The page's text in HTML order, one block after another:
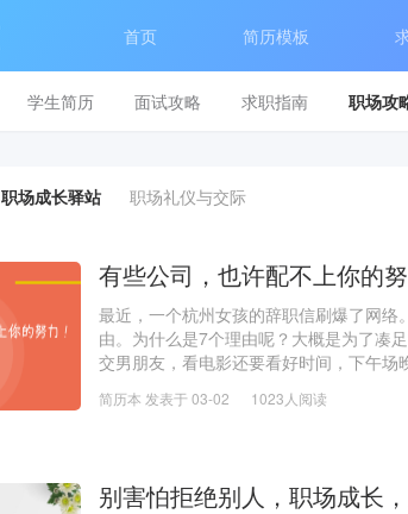
首页 简历模板
学生简历 面试攻略 求职指南 职场攻
职场成长驿站 职场礼仪与交际
有些公司，也许配不上你的努
最近，一个杭州女孩的辞职信刷爆了网
由。为什么是7个理由呢？大概是为了凑
交男朋友，看电影还要看好时间，下午
自己逢年过
简历本 发表于 03-02 1023人阅读
别害怕拒绝别人，职场成长